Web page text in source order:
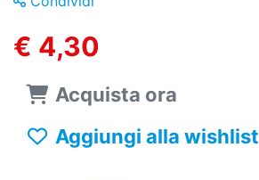
€ 4,30
Acquista ora
Aggiungi alla wishlist